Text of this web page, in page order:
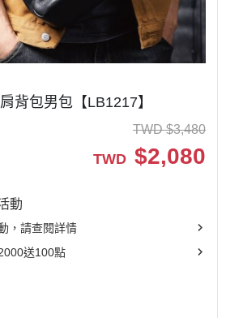
背包男包【LB1217】
TWD $3,480
TWD $2,080
動
，請查閱詳情
送100點